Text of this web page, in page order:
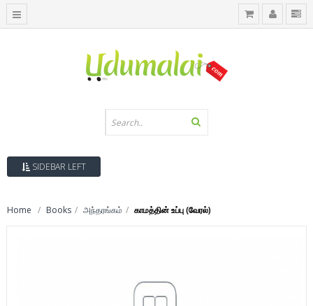
SIDEBAR LEFT
Home Books அந்தரங்கம் காமத்தின் உப்பு (வேரல்)